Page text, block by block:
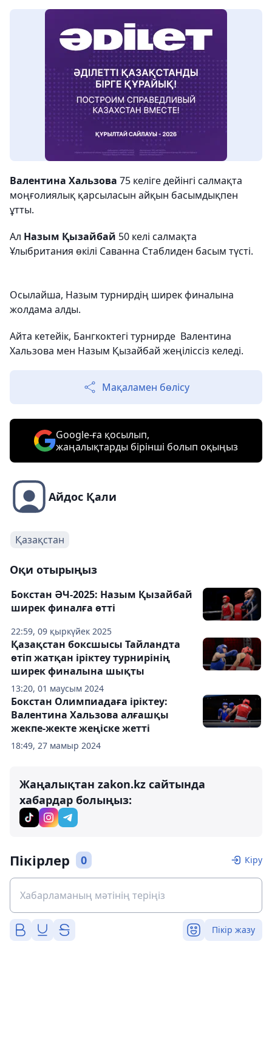
Валентина Хальзова 75 келіге дейінгі салмақта
моңғолиялық қарсыласын айқын басымдықпен
ұтты.
Ал Назым Қызайбай 50 келі салмақта
Ұлыбритания өкілі Саванна Стаблиден басым түсті.
Осылайша, Назым турнирдің ширек финалына
жолдама алды.
Айта кетейік, Бангкоктегі турнирде Валентина
Хальзова мен Назым Қызайбай жеңіліссіз келеді.
Мақаламен бөлісу
Google-ға қосылып,
жаңалықтарды бірінші болып оқыңыз
Айдос Қали
Қазақстан
Оқи отырыңыз
22:59, 09 қыркүйек 2025
Бокстан ӘЧ-2025: Назым Қызайбай
ширек финалға өтті
13:20, 01 маусым 2024
Қазақстан боксшысы Тайландта
өтіп жатқан іріктеу турнирінің
ширек финалына шықты
18:49, 27 мамыр 2024
Бокстан Олимпиадаға іріктеу:
Валентина Хальзова алғашқы
жекпе-жекте жеңіске жетті
Жаңалықтан zakon.kz сайтында
хабардар болыңыз:
Пікірлер 0 Кіру
Пікір жазу